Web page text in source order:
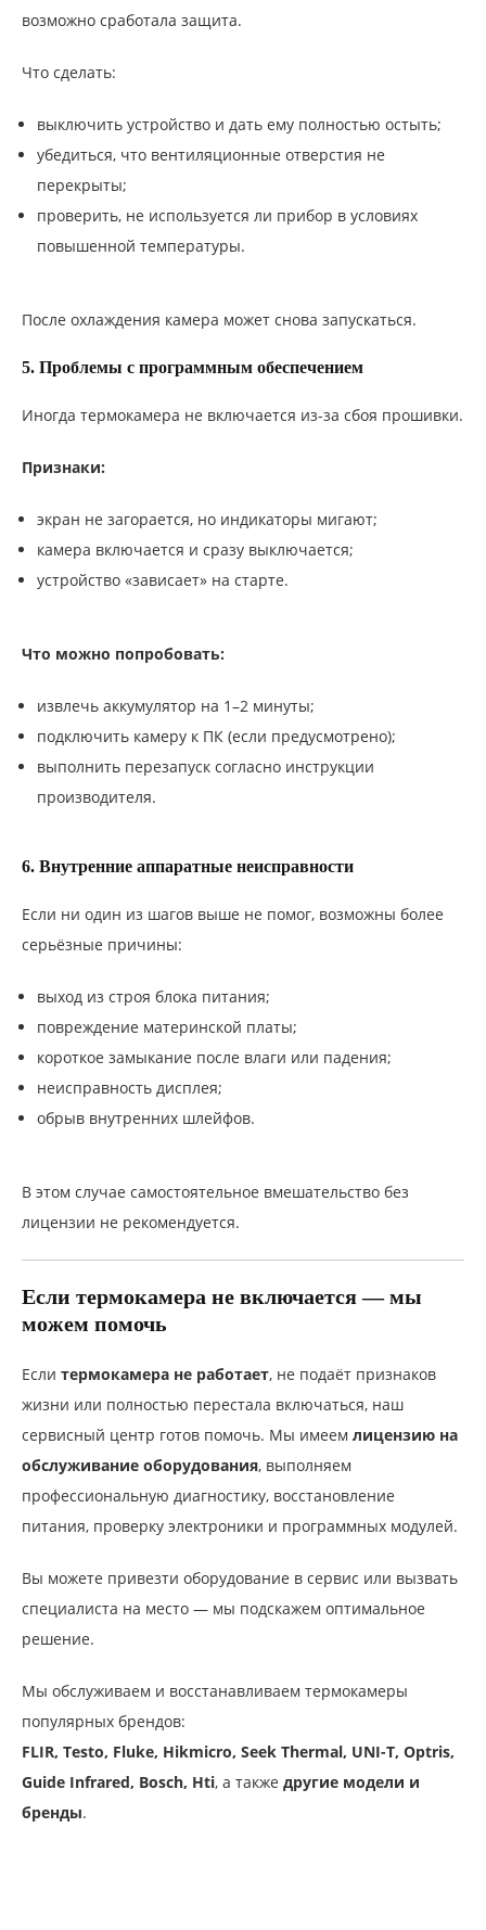
возможно сработала защита.
Что сделать:
выключить устройство и дать ему полностью остыть;
убедиться, что вентиляционные отверстия не
перекрыты;
проверить, не используется ли прибор в условиях
повышенной температуры.
После охлаждения камера может снова запускаться.
5. Проблемы с программным обеспечением
Иногда термокамера не включается из-за сбоя прошивки.
Признаки:
экран не загорается, но индикаторы мигают;
камера включается и сразу выключается;
устройство «зависает» на старте.
Что можно попробовать:
извлечь аккумулятор на 1–2 минуты;
подключить камеру к ПК (если предусмотрено);
выполнить перезапуск согласно инструкции
производителя.
6. Внутренние аппаратные неисправности
Если ни один из шагов выше не помог, возможны более
серьёзные причины:
выход из строя блока питания;
повреждение материнской платы;
короткое замыкание после влаги или падения;
неисправность дисплея;
обрыв внутренних шлейфов.
В этом случае самостоятельное вмешательство без
лицензии не рекомендуется.
Если термокамера не включается — мы
можем помочь
Если термокамера не работает, не подаёт признаков
жизни или полностью перестала включаться, наш
сервисный центр готов помочь. Мы имеем лицензию на
обслуживание оборудования, выполняем
профессиональную диагностику, восстановление
питания, проверку электроники и программных модулей.
Вы можете привезти оборудование в сервис или вызвать
специалиста на место — мы подскажем оптимальное
решение.
Мы обслуживаем и восстанавливаем термокамеры
популярных брендов:
FLIR, Testo, Fluke, Hikmicro, Seek Thermal, UNI-T, Optris,
Guide Infrared, Bosch, Hti, а также другие модели и
бренды.